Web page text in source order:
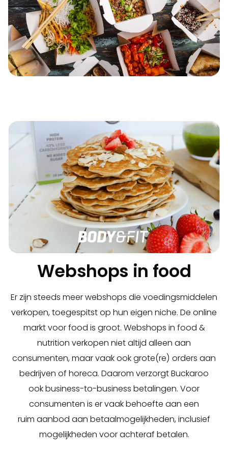
Webshops in food
Er zijn steeds meer webshops die voedingsmiddelen
verkopen, toegespitst op hun eigen niche. De online
markt voor food is groot. Webshops in food &
nutrition verkopen niet altijd alleen aan
consumenten, maar vaak ook grote(re) orders aan
bedrijven of horeca. Daarom verzorgt Buckaroo
ook business-to-business betalingen. Voor
consumenten is er vaak behoefte aan een
ruim aanbod aan betaalmogelijkheden, inclusief
mogelijkheden voor achteraf betalen.